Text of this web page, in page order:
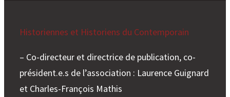
Historiennes et Historiens du Contemporain
– Co-directeur et directrice de publication, co-
président.e.s de l’association : Laurence Guignard
et Charles-François Mathis